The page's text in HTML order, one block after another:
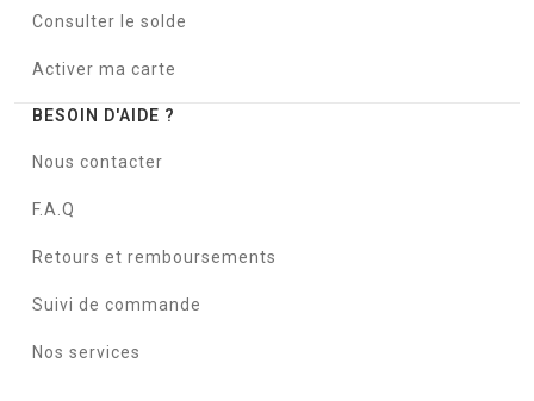
Consulter le solde
Activer ma carte
BESOIN D'AIDE ?
Nous contacter
F.A.Q
Retours et remboursements
Suivi de commande
Nos services